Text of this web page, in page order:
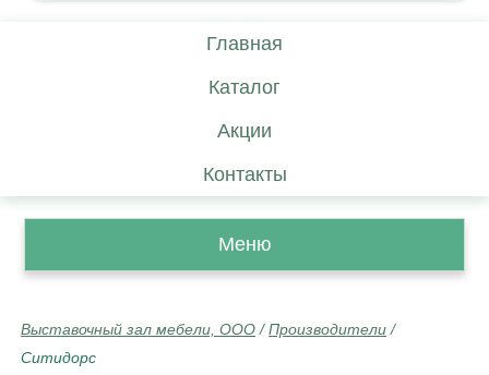
Главная
Каталог
Акции
Контакты
Меню
Выставочный зал мебели, ООО /Производители /
Ситидорс